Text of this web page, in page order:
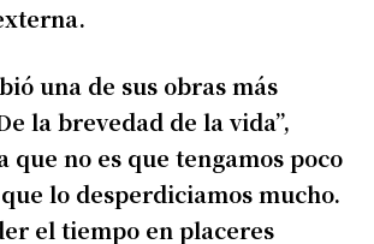
una de sus obras más
la brevedad de la vida”,
que no es que tengamos poco
lo desperdiciamos mucho.
el tiempo en placeres